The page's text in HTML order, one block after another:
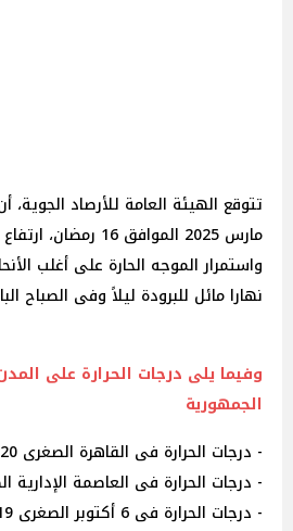
مارس 2025 الموافق 16
واستمرار الموجه الحارة على أغلب
نهارا مائل للبرودة ليلاً وفى الصباح
وفيما يلى درجات الحرارة على
الجمهورية
- درجات الحرارة فى القاهرة الصغرى 20 والعظمى 33
- درجات الحرارة فى العاصمة الإدارية الصغرى 19
- درجات الحرارة فى 6 أكتوبر الصغرى 19 والعظمى 34